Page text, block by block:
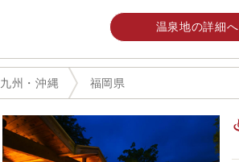
温泉地の詳細へ
九州・沖縄 福岡県